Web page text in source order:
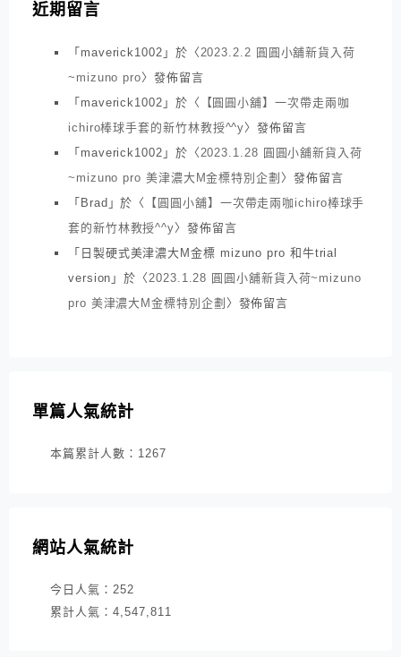
近期留言
「 maverick1002 」於〈2023.2.2 圓圓小舖新貨入荷
~mizuno pro〉發佈留言
「 maverick1002 」於〈
【圓圓小舖】一次帶走兩咖
ichiro棒球手套的新竹林教授^^y〉發佈留言
「 maverick1002 」於〈2023.1.28 圓圓小舖新貨入荷
~mizuno pro 美津濃大M金標特別企劃 〉發佈留言
「 Brad 」於〈
【圓圓小舖】一次帶走兩咖ichiro棒球手
套的新竹林教授^^y〉發佈留言
「 日製硬式美津濃大M金標 mizuno pro 和牛trial
version 」於〈2023.1.28 圓圓小舖新貨入荷~mizuno
pro 美津濃大M金標特別企劃 〉發佈留言
單篇人氣統計
本篇累計人數： 1267
網站人氣統計
今日人氣： 252
累計人氣： 4,547,811